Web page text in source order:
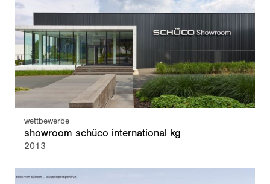
wettbewerbe
showroom schüco international kg
2013